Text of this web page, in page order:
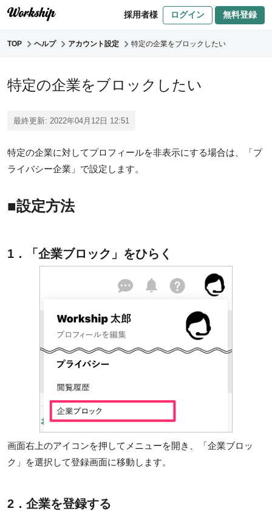
採用者様 ログイン 無料登録
TOP ヘルプ アカウント設定 特定の企業をブロックしたい
特定の企業をブロックしたい
最終更新: 2022年04月12日 12:51
特定の企業に対してプロフィールを非表示にする場合は、「プ
ライバシー企業」で設定します。
■設定方法
1．「企業ブロック」をひらく
画面右上のアイコンを押してメニューを開き、「企業ブロッ
ク」を選択して登録画面に移動します。
2．企業を登録する